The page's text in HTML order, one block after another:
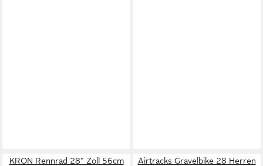
KRON Rennrad 28" Zoll 56cm
Airtracks Gravelbike 28 Herren